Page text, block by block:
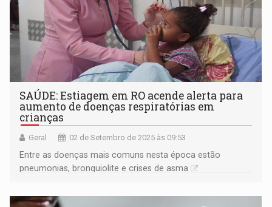
SAÚDE: Estiagem em RO acende alerta para
aumento de doenças respiratórias em
crianças
Geral 02 de Setembro de 2025 às 09:53
Entre as doenças mais comuns nesta época estão
pneumonias, bronquiolite e crises de asma